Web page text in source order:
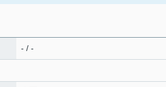
- / -